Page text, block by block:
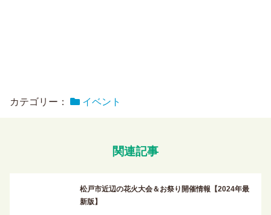
カテゴリー： イベント
関連記事
松戸市近辺の花火大会＆お祭り開催情報【2024年最
新版】